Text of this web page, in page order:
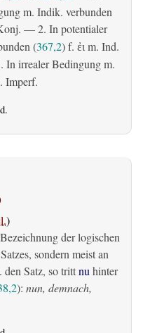
m. Indik. verbunden
— 2. In potentialer
(367,2) f. ἐι m. Ind.
irrealer Bedingung m.
Imperf.
)
der logischen
sondern meist an
Satz, so trittnu hinter
): nun, demnach,